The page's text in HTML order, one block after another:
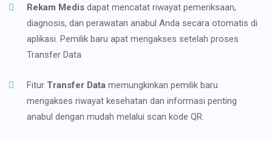
Rekam Medis dapat mencatat riwayat pemeriksaan,
diagnosis, dan perawatan anabul Anda secara otomatis di
aplikasi. Pemilik baru apat mengakses setelah proses
Transfer Data
Fitur Transfer Data memungkinkan pemilik baru
mengakses riwayat kesehatan dan informasi penting
anabul dengan mudah melalui scan kode QR.